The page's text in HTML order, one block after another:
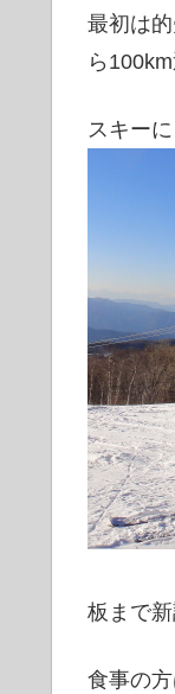
最初は
ら
スキーに
板まで
食事の